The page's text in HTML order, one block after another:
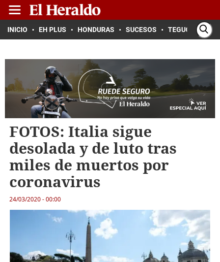
INICIO EH PLUS HONDURAS SUCESOS TEGUCIGALPA
FOTOS: Italia sigue
desolada y de luto tras
miles de muertos por
coronavirus
24/03/2020 - 00:00